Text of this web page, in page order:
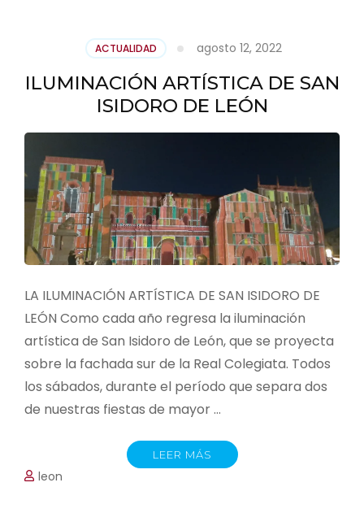
ACTUALIDAD agosto 12, 2022
ILUMINACIÓN ARTÍSTICA DE SAN
ISIDORO DE LEÓN
LA ILUMINACIÓN ARTÍSTICA DE SAN ISIDORO DE
LEÓN Como cada año regresa la iluminación
artística de San Isidoro de León, que se proyecta
sobre la fachada sur de la Real Colegiata. Todos
los sábados, durante el período que separa dos
de nuestras fiestas de mayor …
LEER MÁS
leon